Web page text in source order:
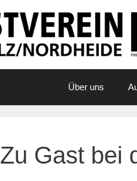
Über uns
Zu Gast bei